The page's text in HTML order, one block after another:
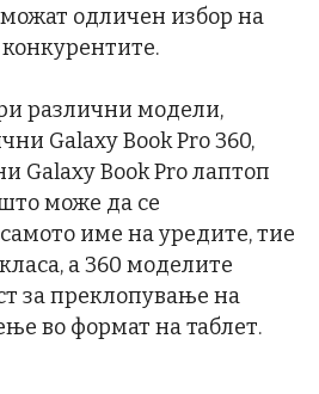
одличен избор на
различни модели,
Galaxy Book Pro 360,
Galaxy Book Pro лаптоп
може да се
име на уредите, тие
а 360 моделите
за преклопување на
во формат на таблет.